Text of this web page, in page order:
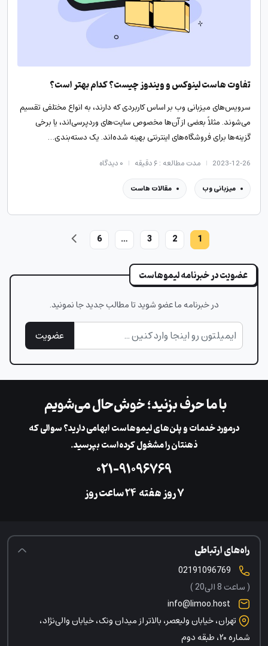
تفاوت هاست لینوکس و ویندوز چیست؟ کدام بهتر است؟
سرویس‌های میزبانی وب بر اساس کاربردی که دارند، به انواع مختلفی تقسیم
می‌شوند. مثلاً بعضی از آن‌ها مخصوص سایت‌های وردپرسی‌اند، یا برخی
گزینه‌ها برای فروشگاه‌های اینترنتی بهینه شده‌اند. یک دسته‌بندی…
2023-12-26 مدت مطالعه : ۶ دقیقه ۰دیدگاه
میزبانی وب مقالات هاست
1
2
3
…
6
عضویت در خبرنامه لیموهاست
در خبرنامه ما عضو شوید تا مطالب جدید جا نمونید.
عضویت
با ما حرف بزنید؛ خوش‌حال می‌شویم
در‌مورد خدمات و پلن‌های لیمو‌هاست ابهامی دارید؟ سوالی که
ذهنتان را مشغول کرده‌است بپرسید.
۰۲۱-۹۱۰۹۶۷۶۹
۷ روز هفته ‌۲۴ ساعت روز
راه‌های ارتباطی
( ساعت 8 الی20 )
info@limoo.host
تهران، خیابان ولیعصر، بالاتر از میدان ونک، خیابان والی‌نژاد،
شماره ۲۰، طبقه دوم